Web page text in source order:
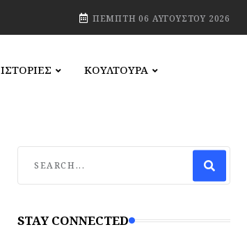
ΠΈΜΠΤΗ 06 ΑΥΓΟΎΣΤΟΥ 2026
ΙΣΤΟΡΙΕΣ ΚΟΥΛΤΟΥΡΑ
STAY CONNECTED